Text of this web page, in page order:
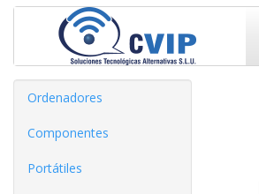
Ordenadores
Componentes
Portátiles